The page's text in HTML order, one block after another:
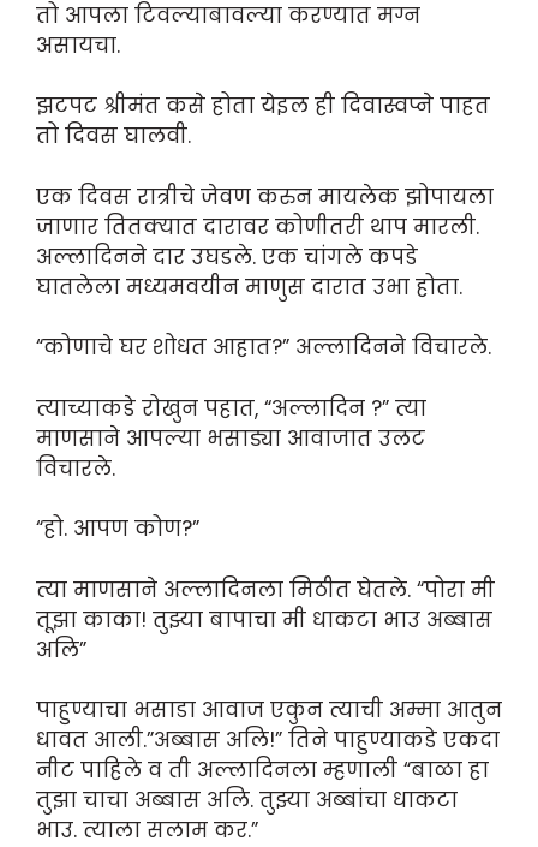
तो आपला टिवल्याबावल्या करण्यात मग्न
असायचा.
झटपट श्रीमंत कसे होता ये‌इल ही दिवास्वप्ने पाहत
तो दिवस घालवी.
एक दिवस रात्रीचे जेवण करुन मायलेक झोपायला
जाणार तितक्यात दारावर कोणीतरी थाप मारली.
अल्लादिनने दार उघडले. एक चांगले कपडे
घातलेला मध्यमवयीन माणुस दारात उभा होता.
“कोणाचे घर शोधत आहात?” अल्लादिनने विचारले.
त्याच्याकडे रोखुन पहात, “अल्लादिन ?” त्या
माणसाने आपल्या भसाड्या आवाजात उलट
विचारले.
“हो. आपण कोण?”
त्या माणसाने अल्लादिनला मिठीत घेतले. “पोरा मी
तूझा काका! तुझ्या बापाचा मी धाकटा भा‌उ अब्बास
अलि”
पाहुण्याचा भसाडा आवाज एकुन त्याची अम्मा आतुन
धावत आली.”अब्बास अलि!” तिने पाहुण्याकडे एकदा
नीट पाहिले व ती अल्लादिनला म्हणाली “बाळा हा
तुझा चाचा अब्बास अलि. तुझ्या अब्बांचा धाकटा
भा‌उ. त्याला सलाम कर.”